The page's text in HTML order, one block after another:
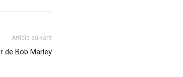
Article suivant
de Bob Marley